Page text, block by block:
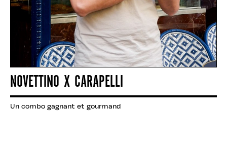
NOVETTINO X CARAPELLI
Un combo gagnant et gourmand